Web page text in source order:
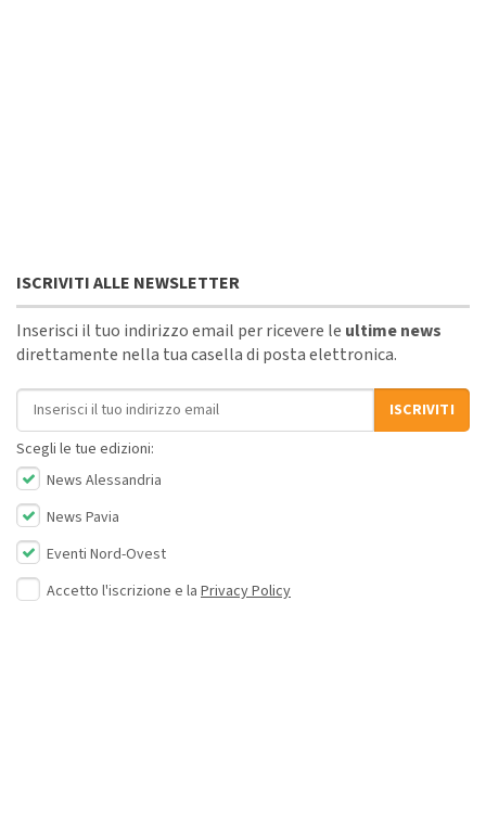
ISCRIVITI ALLE NEWSLETTER
Inserisci il tuo indirizzo email per ricevere le ultime news
direttamente nella tua casella di posta elettronica.
Indirizzo email
ISCRIVITI
Scegli le tue edizioni:
News Alessandria
News Pavia
Eventi Nord-Ovest
Accetto l'iscrizione e la Privacy Policy